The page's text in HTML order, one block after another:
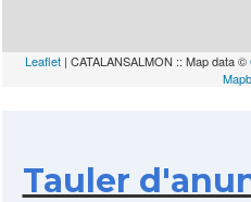
Leaflet | CATALANSALMON :: Map data ©
Tauler